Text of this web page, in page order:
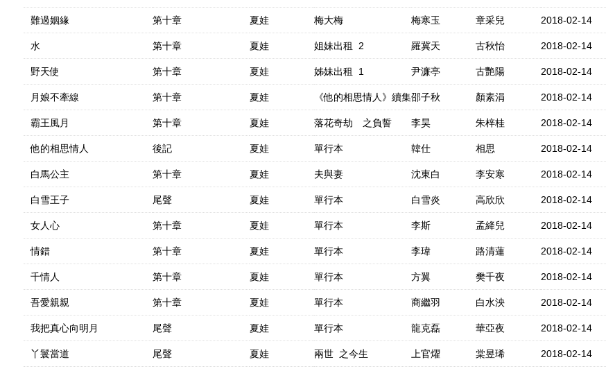
難過姻緣 第十章 夏娃 梅大梅 梅寒玉 章采兒 2018-02-14
水 第十章 夏娃 姐妹出租 2 羅冀天 古秋怡 2018-02-14
野天使 第十章 夏娃 姊妹出租 1 尹濂亭 古艷陽 2018-02-14
月娘不牽線 第十章 夏娃 《他的相思情人》續集邵子秋 顏素涓 2018-02-14
霸王風月 第十章 夏娃 落花奇劫 之負誓 李昊 朱梓桂 2018-02-14
他的相思情人 後記 夏娃 單行本 韓仕 相思 2018-02-14
白馬公主 第十章 夏娃 夫與妻 沈東白 李安寒 2018-02-14
白雪王子 尾聲 夏娃 單行本 白雪炎 高欣欣 2018-02-14
女人心 第十章 夏娃 單行本 李斯 孟絳兒 2018-02-14
情錯 第十章 夏娃 單行本 李瑋 路清蓮 2018-02-14
千情人 第十章 夏娃 單行本 方翼 樊千夜 2018-02-14
吾愛親親 第十章 夏娃 單行本 商繼羽 白水泱 2018-02-14
我把真心向明月 尾聲 夏娃 單行本 龍克磊 華亞夜 2018-02-14
丫鬟當道 尾聲 夏娃 兩世 之今生 上官燿 棠昱琋 2018-02-14